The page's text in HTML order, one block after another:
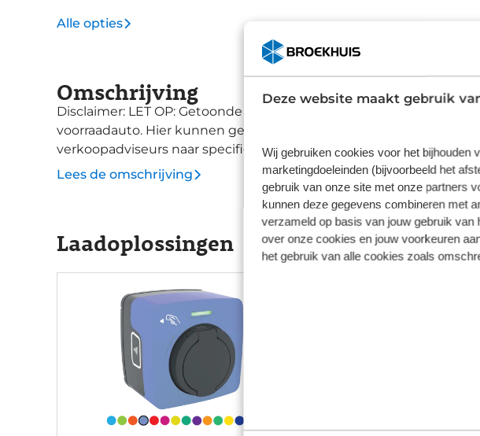
Deze website maakt gebruik
Wij gebruiken cookies voor het bijhouden
marketingdoeleinden (bijvoorbeeld het
gebruik van onze site met onze partners
kunnen deze gegevens combineren met
verzameld op basis van jouw gebruik van
over onze cookies en jouw voorkeuren
het gebruik van alle cookies zoals
Alle opties
Omschrijving
Disclaimer: LET OP: Getoonde afbeeldingen kunnen afwijken van
voorraadauto. Hier kunnen geen rechten aan worden ontleend.
verkoopadviseurs naar specificaties van deze auto.
Lees de omschrijving
Laadoplossingen